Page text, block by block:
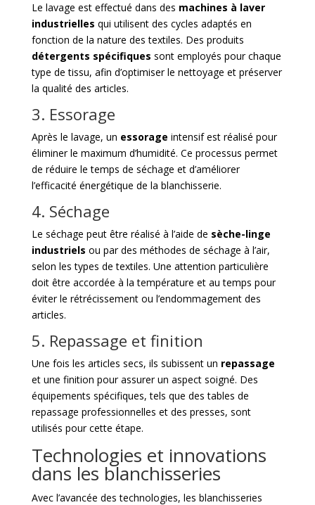
Le lavage est effectué dans des machines à laver
industrielles qui utilisent des cycles adaptés en
fonction de la nature des textiles. Des produits
détergents spécifiques sont employés pour chaque
type de tissu, afin d’optimiser le nettoyage et préserver
la qualité des articles.
3. Essorage
Après le lavage, un essorage intensif est réalisé pour
éliminer le maximum d’humidité. Ce processus permet
de réduire le temps de séchage et d’améliorer
l’efficacité énergétique de la blanchisserie.
4. Séchage
Le séchage peut être réalisé à l’aide de sèche-linge
industriels ou par des méthodes de séchage à l’air,
selon les types de textiles. Une attention particulière
doit être accordée à la température et au temps pour
éviter le rétrécissement ou l’endommagement des
articles.
5. Repassage et finition
Une fois les articles secs, ils subissent un repassage
et une finition pour assurer un aspect soigné. Des
équipements spécifiques, tels que des tables de
repassage professionnelles et des presses, sont
utilisés pour cette étape.
Technologies et innovations
dans les blanchisseries
Avec l’avancée des technologies, les blanchisseries